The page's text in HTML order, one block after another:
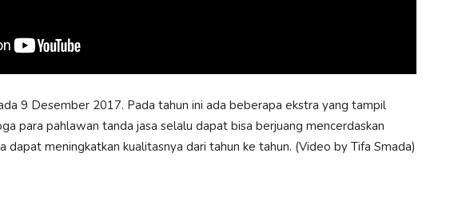
9 Desember 2017. Pada tahun ini ada beberapa ekstra yang tampil
para pahlawan tanda jasa selalu dapat bisa berjuang mencerdaskan
dapat meningkatkan kualitasnya dari tahun ke tahun. (Video by Tifa Smada)